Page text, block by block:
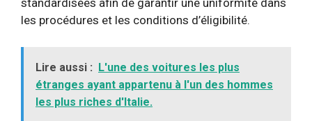
standardisées afin de garantir une uniformité dans
les procédures et les conditions d’éligibilité.
Lire aussi : L'une des voitures les plus
étranges ayant appartenu à l'un des hommes
les plus riches d'Italie.